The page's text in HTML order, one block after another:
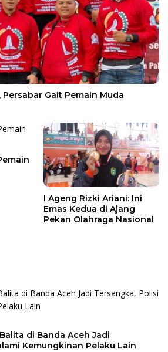
Gait Pemain Muda
I Ageng Rizki Ariani: Ini
Emas Kedua di Ajang
Pekan Olahraga Nasional
di Banda Aceh Jadi
Kemungkinan Pelaku Lain